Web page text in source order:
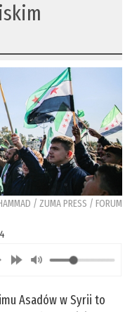
/ ZUMA PRESS / FORUM
Asadów w Syrii to